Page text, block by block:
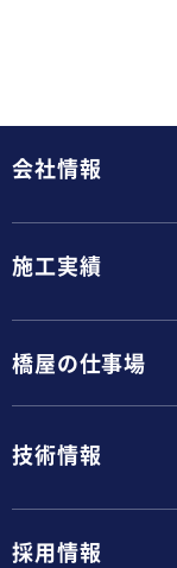
会社情報
施工実績
橋屋の仕事場
技術情報
採用情報